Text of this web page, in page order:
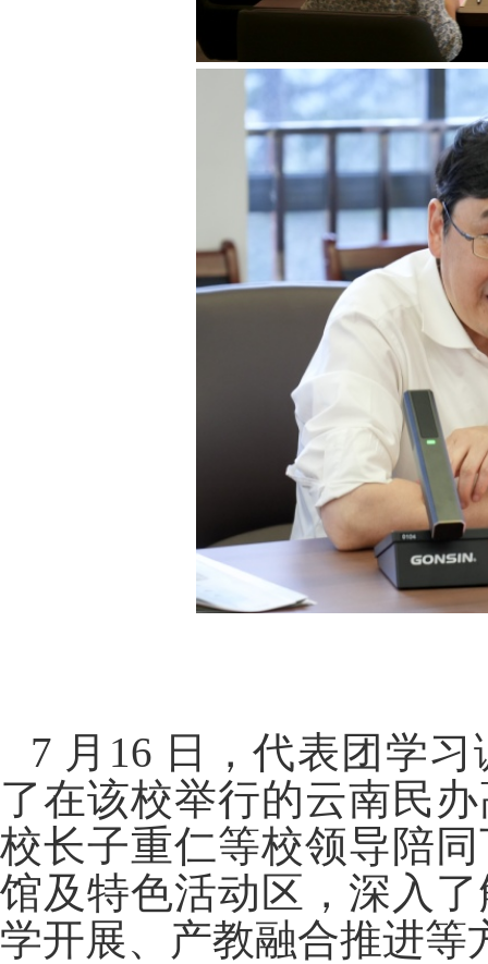
7 月 16 日，代表团学
了在该校举行的云南民
校长子重仁等校领导陪
馆及特色活动区，深入
学开展、产教融合推进等